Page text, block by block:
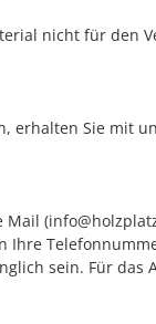
nicht für den
erhalten Sie mit
Ihre
sein. Für das